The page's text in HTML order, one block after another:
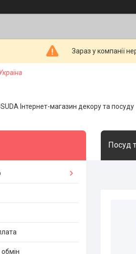
Зараз у компанії
Інтернет-магазин декору та посуду
Посуд